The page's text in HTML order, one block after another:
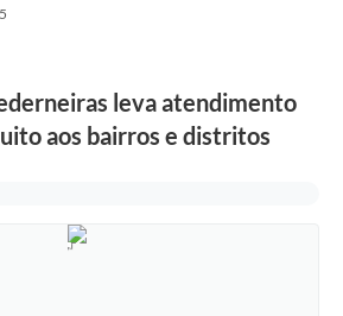
leva atendimento
aos bairros e distritos